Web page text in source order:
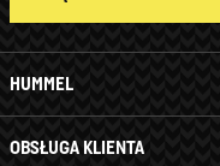
HUMMEL
OBSŁUGA KLIENTA